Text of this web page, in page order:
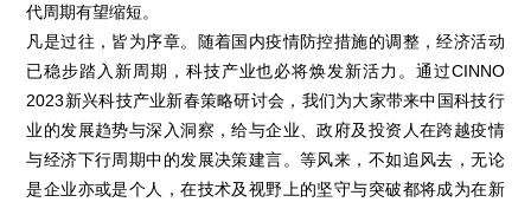
代周期有望缩短。
凡是过往，皆为序章。随着国内疫情防控措施的调整，经济活动
已稳步踏入新周期，科技产业也必将焕发新活力。通过CINNO
2023新兴科技产业新春策略研讨会，我们为大家带来中国科技行
业的发展趋势与深入洞察，给与企业、政府及投资人在跨越疫情
与经济下行周期中的发展决策建言。等风来，不如追风去，无论
是企业亦或是个人，在技术及视野上的坚守与突破都将成为在新